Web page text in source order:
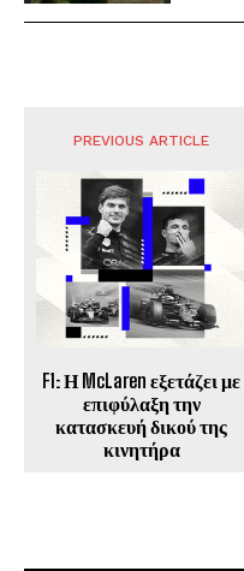
PREVIOUS ARTICLE
F1: Η McLaren εξετάζει με
επιφύλαξη την
κατασκευή δικού της
κινητήρα